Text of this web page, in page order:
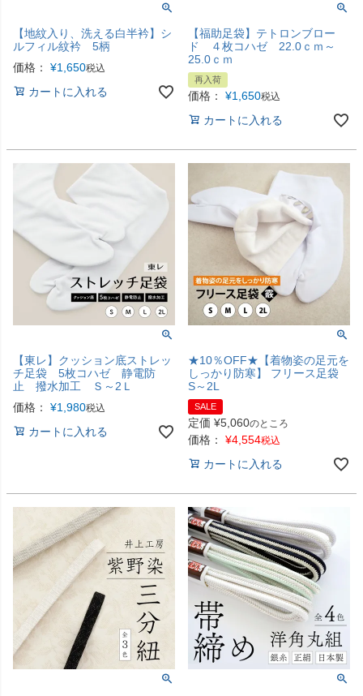
【地紋入り、洗える白半衿】シ
ルフィル紋衿 5柄
価格：
¥1,650税込
カートに入れる
【福助足袋】テトロンブロー
ド ４枚コハゼ 22.0ｃｍ～
25.0ｃｍ
再入荷
価格： ¥1,650税込
カートに入れる
【東レ】クッション底ストレッ
チ足袋 5枚コハゼ 静電防
止 撥水加工 Ｓ～2Ｌ
価格：
¥1,980税込
カートに入れる
★10％OFF★【着物姿の足元を
しっかり防寒】 フリース足袋
S～2L
SALE
定価 ¥5,060のところ
価格： ¥4,554税込
カートに入れる